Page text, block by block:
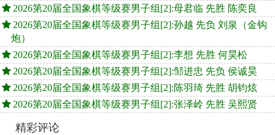
2026第20届全国象棋等级赛男子组[2]:母君临 先胜 陈奕良
2026第20届全国象棋等级赛男子组[2]:孙越 先负 刘泉（金钩
炮）
2026第20届全国象棋等级赛男子组[2]:李想 先胜 何昊松
2026第20届全国象棋等级赛男子组[2]:邹进忠 先负 侯诚昊
2026第20届全国象棋等级赛男子组[2]:陈羽琦 先胜 胡钧炫
2026第20届全国象棋等级赛男子组[2]:张泽岭 先胜 吴熙贤
精彩评论